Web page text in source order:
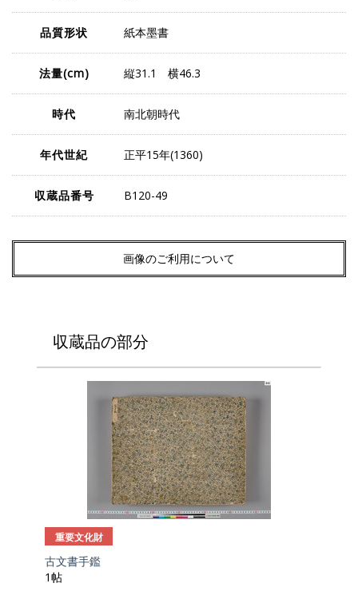
品質形状 紙本墨書
法量(cm) 縦31.1 横46.3
時代 南北朝時代
年代世紀 正平15年(1360)
収蔵品番号 B120-49
画像のご利用について
収蔵品の部分
重要文化財
古文書手鑑
1帖